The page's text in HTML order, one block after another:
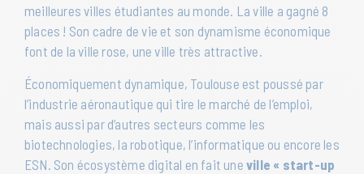
meilleures villes étudiantes au monde. La ville a gagné 8
places ! Son cadre de vie et son dynamisme économique
font de la ville rose, une ville très attractive.
Économiquement dynamique, Toulouse est poussé par
l’industrie aéronautique qui tire le marché de l’emploi,
mais aussi par d’autres secteurs comme les
biotechnologies, la robotique, l’informatique ou encore les
ESN. Son écosystème digital en fait une ville « start-up